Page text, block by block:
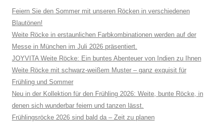
Feiern Sie den Sommer mit unseren Röcken in verschiedenen
Blautönen!
Weite Röcke in erstaunlichen Farbkombinationen werden auf der
Messe in München im Juli 2026 präsentiert.
JOYVITA Weite Röcke: Ein buntes Abenteuer von Indien zu Ihnen
Weite Röcke mit schwarz-weißem Muster – ganz exquisit für
Frühling und Sommer
Neu in der Kollektion für den Frühling 2026: Weite, bunte Röcke, in
denen sich wunderbar feiern und tanzen lässt.
Frühlingsröcke 2026 sind bald da – Zeit zu planen